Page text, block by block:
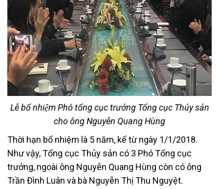
Lễ bổ nhiệm Phó tổng cục trưởng Tổng cục Thủy sản
cho ông Nguyễn Quang Hùng
Thời hạn bổ nhiệm là 5 năm, kể từ ngày 1/1/2018.
Như vậy, Tổng cục Thủy sản có 3 Phó Tổng cục
trưởng, ngoài ông Nguyễn Quang Hùng còn có ông
Trần Đình Luân và bà Nguyễn Thị Thu Nguyệt.